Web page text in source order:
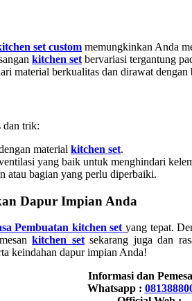
set custom memungkinkan Anda
kitchen set bervariasi tergantung
material berkualitas dan dirawat dengan
dan trik:
material kitchen set.
yang baik untuk menghindari
atau bagian yang perlu diperbaiki.
Dapur Impian Anda
Pembuatan kitchen set yang tepat.
kitchen setsekarang juga dan
keindahan dapur impian Anda!
Informasi dan
Whatsapp :